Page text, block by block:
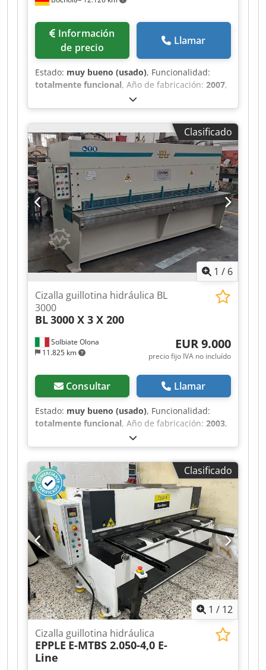
de precio
Llamar
Estado: muy bueno (usado), Funcionalidad:
totalmente funcional, Año de fabricación: 2007,
número de máquina/vehículo:
hidráulica EHT Trumpf, modelo TrumaCut 460
ancho de trabajo: 6050 mm espesor máximo de
la chapa: 4 mm (acero) control CNC Cybelec, tipo
DNC 60-GS sistema neumático de sujeción de la
chapa tope trasero motorizado ajuste
automático de la separación de corte ajuste
automático del ángulo Dsdpezf Ifiefx Acqskr tope
lateral: 6000 mm
Clasificado
1 / 6
Solbiate Olona
11.825 km
Cizalla guillotina hidráulica BL
3000
BL3000 X 3 X 200
EUR 9.000
precio fijo IVA no incluído
Consultar Llamar
Estado: muy bueno (usado), Funcionalidad:
totalmente funcional, Año de fabricación: 2003,
CÍZALLA BL Dedpezfptbsfx Acqokr 3000 X 3 /4 X
200 HIDRÁULICA CON SISTEMA DE AJUSTE
MOTORIZADO MÁQUINA USADA, EN PERFECTO
ESTADO DE FUNCIONAMIENTO
Clasificado
1 / 12
Cizalla guillotina hidráulica
EPPLE E-MTBS 2.050-4,0 E-
Line